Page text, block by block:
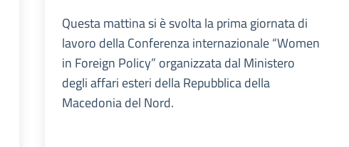
Questa mattina si è svolta la prima giornata di
lavoro della Conferenza internazionale “Women
in Foreign Policy” organizzata dal Ministero
degli affari esteri della Repubblica della
Macedonia del Nord.